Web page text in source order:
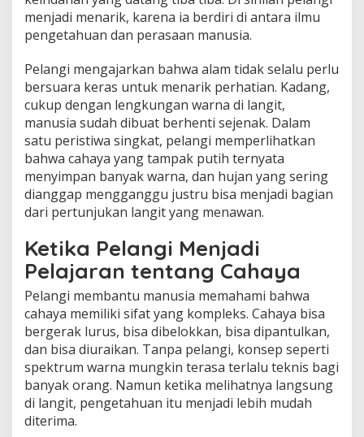
menjadi menarik, karena ia berdiri di antara ilmu
pengetahuan dan perasaan manusia.
Pelangi mengajarkan bahwa alam tidak selalu perlu
bersuara keras untuk menarik perhatian. Kadang,
cukup dengan lengkungan warna di langit,
manusia sudah dibuat berhenti sejenak. Dalam
satu peristiwa singkat, pelangi memperlihatkan
bahwa cahaya yang tampak putih ternyata
menyimpan banyak warna, dan hujan yang sering
dianggap mengganggu justru bisa menjadi bagian
dari pertunjukan langit yang menawan.
Ketika Pelangi Menjadi
Pelajaran tentang Cahaya
Pelangi membantu manusia memahami bahwa
cahaya memiliki sifat yang kompleks. Cahaya bisa
bergerak lurus, bisa dibelokkan, bisa dipantulkan,
dan bisa diuraikan. Tanpa pelangi, konsep seperti
spektrum warna mungkin terasa terlalu teknis bagi
banyak orang. Namun ketika melihatnya langsung
di langit, pengetahuan itu menjadi lebih mudah
diterima.